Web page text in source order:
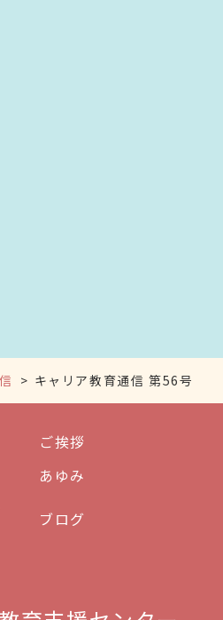
キャリア教育通信 第56号
ご挨拶
あゆみ
ブログ